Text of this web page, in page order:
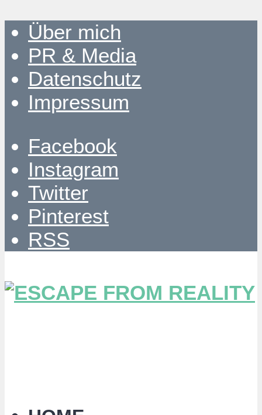
Über mich
PR & Media
Datenschutz
Impressum
Facebook
Instagram
Twitter
Pinterest
RSS